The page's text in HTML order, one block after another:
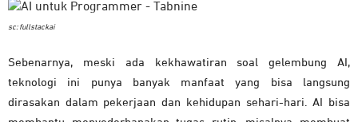
sc: fullstackai
Sebenarnya, meski ada kekhawatiran soal gelembung AI,
teknologi ini punya banyak manfaat yang bisa langsung
dirasakan dalam pekerjaan dan kehidupan sehari-hari. AI bisa